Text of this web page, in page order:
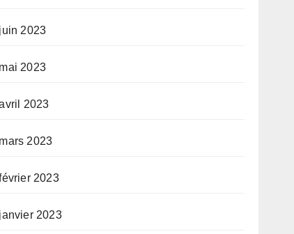
juin 2023
mai 2023
2023
mars 2023
2023
janvier 2023